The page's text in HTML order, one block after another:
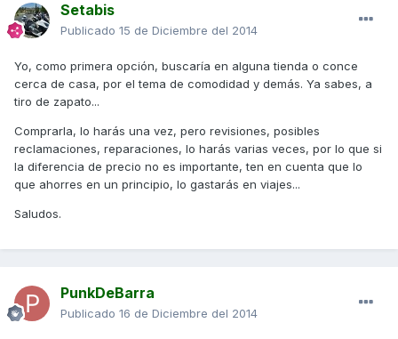
Setabis
Publicado 15 de Diciembre del 2014
Yo, como primera opción, buscaría en alguna tienda o conce
cerca de casa, por el tema de comodidad y demás. Ya sabes, a
tiro de zapato...
Comprarla, lo harás una vez, pero revisiones, posibles
reclamaciones, reparaciones, lo harás varias veces, por lo que si
la diferencia de precio no es importante, ten en cuenta que lo
que ahorres en un principio, lo gastarás en viajes...
Saludos.
PunkDeBarra
Publicado 16 de Diciembre del 2014